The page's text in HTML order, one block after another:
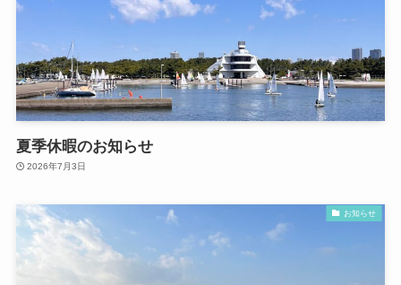
夏季休暇のお知らせ
2026年7月3日
お知らせ